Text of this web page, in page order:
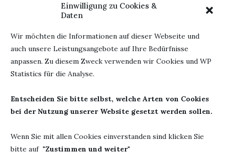
Einwilligung zu Cookies &
Daten
Wir möchten die Informationen auf dieser Webseite und
auch unsere Leistungsangebote auf Ihre Bedürfnisse
anpassen. Zu diesem Zweck verwenden wir Cookies und WP
Statistics für die Analyse.
Entscheiden Sie bitte selbst, welche Arten von Cookies
bei der Nutzung unserer Website gesetzt werden sollen.
Wenn Sie mit allen Cookies einverstanden sind klicken Sie
bitte auf "Zustimmen und weiter"
Erschienen: 29. Oktober
Seiten: 350